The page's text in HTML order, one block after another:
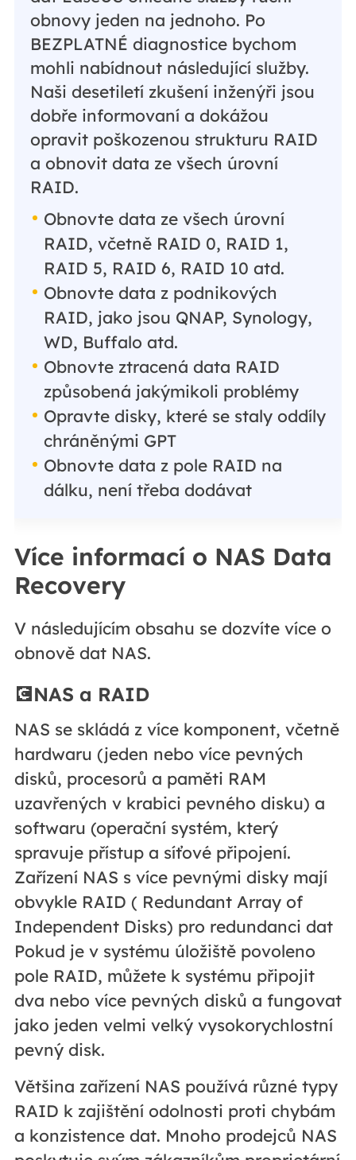
obnovy jeden na jednoho. Po
BEZPLATNÉ diagnostice bychom
mohli nabídnout následující služby.
Naši desetiletí zkušení inženýři jsou
dobře informovaní a dokážou
opravit poškozenou strukturu RAID
a obnovit data ze všech úrovní
RAID.
Obnovte data ze všech úrovní
RAID, včetně RAID 0, RAID 1,
RAID 5, RAID 6, RAID 10 atd.
Obnovte data z podnikových
RAID, jako jsou QNAP, Synology,
WD, Buffalo atd.
Obnovte ztracená data RAID
způsobená jakýmikoli problémy
Opravte disky, které se staly oddíly
chráněnými GPT
Obnovte data z pole RAID na
dálku, není třeba dodávat
Více informací o NAS Data
Recovery
V následujícím obsahu se dozvíte více o
obnově dat NAS.
💽NAS a RAID
NAS se skládá z více komponent, včetně
hardwaru (jeden nebo více pevných
disků, procesorů a paměti RAM
uzavřených v krabici pevného disku) a
softwaru (operační systém, který
spravuje přístup a síťové připojení.
Zařízení NAS s více pevnými disky mají
obvykle RAID ( Redundant Array of
Independent Disks) pro redundanci dat
Pokud je v systému úložiště povoleno
pole RAID, můžete k systému připojit
dva nebo více pevných disků a fungovat
jako jeden velmi velký vysokorychlostní
pevný disk.
Většina zařízení NAS používá různé typy
RAID k zajištění odolnosti proti chybám
a konzistence dat. Mnoho prodejců NAS